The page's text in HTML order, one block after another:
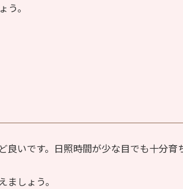
。
良いです。日照時間が少な目でも十分育
しょう。